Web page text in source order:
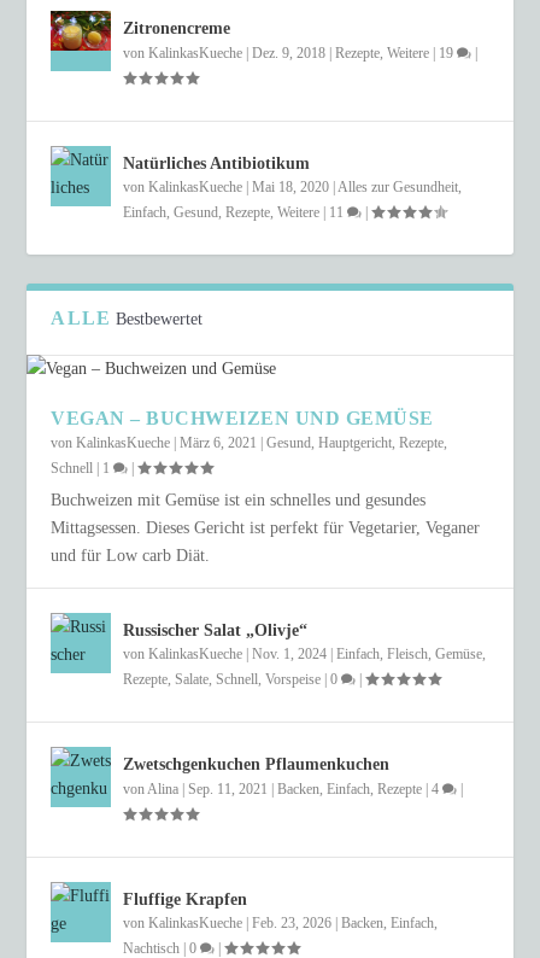
Zitronencreme
vonKalinkasKueche |Dez. 9, 2018 |Rezepte,Weitere 19
Natürliches Antibiotikum
vonKalinkasKueche |Mai 18, 2020 |Alles zur Gesundheit,
Einfach,Gesund,Rezepte,Weitere 11 |
ALLE Bestbewertet
VEGAN – BUCHWEIZEN UND GEMÜSE
vonKalinkasKueche |März 6, 2021 |Gesund,Hauptgericht,Rezepte,
Schnell
1 |
Buchweizen mit Gemüse ist ein schnelles und gesundes
Mittagsessen. Dieses Gericht ist perfekt für Vegetarier, Veganer
und für Low carb Diät.
Russischer Salat „Olivje“
vonKalinkasKueche |Nov. 1, 2024 |Einfach,Fleisch,Gemüse,
Rezepte,Salate,Schnell,Vorspeise |0 |
Zwetschgenkuchen Pflaumenkuchen
vonAlina |Sep. 11, 2021 |Backen,Einfach,Rezepte |4
Fluffige Krapfen
vonKalinkasKueche |Feb. 23, 2026 |Backen,Einfach,
Nachtisch |0 |